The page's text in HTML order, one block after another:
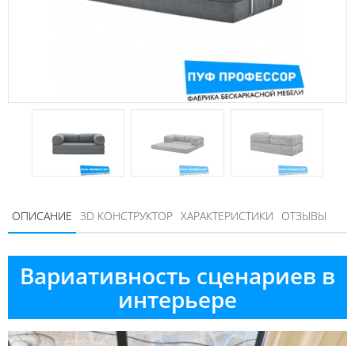
ОПИСАНИЕ 3D КОНСТРУКТОР ХАРАКТЕРИСТИКИ ОТЗЫВЫ
Вариативность сценариев в
интерьере